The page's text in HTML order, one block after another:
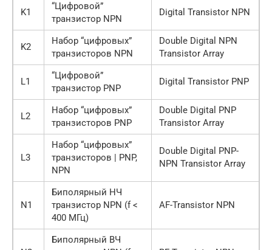
K1
“Цифровой”
транзистор NPN
Digital Transistor NPN
K2
Набор “цифровых”
транзисторов NPN
Double Digital NPN
Transistor Array
L1
“Цифровой”
транзистор PNP
Digital Transistor PNP
L2
Набор “цифровых”
транзисторов PNP
Double Digital PNP
Transistor Array
L3
Набор “цифровых”
транзисторов | PNP,
NPN
Double Digital PNP-
NPN Transistor Array
N1
Биполярный НЧ
транзистор NPN (f <
400 МГц)
AF-Transistor NPN
Биполярный ВЧ